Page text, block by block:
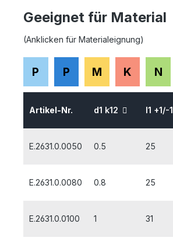
Geeignet für Material
(Anklicken für Materialeignung)
P P M K N
Artikel-Nr. d1 k12 l1 +1/-1
E.2631.0.0050 0.5 25
E.2631.0.0080 0.8 25
E.2631.0.0100 1 31